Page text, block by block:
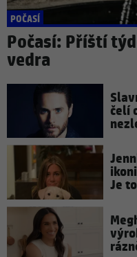
POČASÍ
Počasí: Příští
vedra
čelí
Je